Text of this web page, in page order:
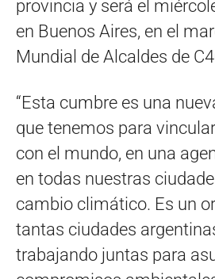
provincia y será el
en Buenos Aires, en el
Mundial de Alcaldes de
“Esta cumbre es una
que tenemos para
con el mundo, en una
en todas nuestras
cambio climático. Es un
tantas ciudades
trabajando juntas para